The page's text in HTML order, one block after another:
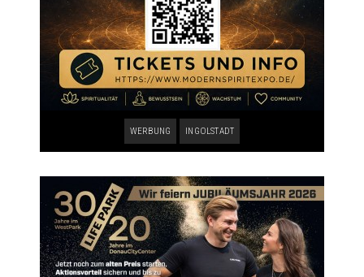
WERBUNG INGOLSTADT